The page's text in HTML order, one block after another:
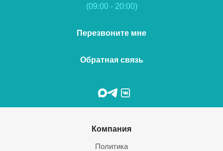
(09:00 - 20:00)
Перезвоните мне
Обратная связь
Компания
Политика